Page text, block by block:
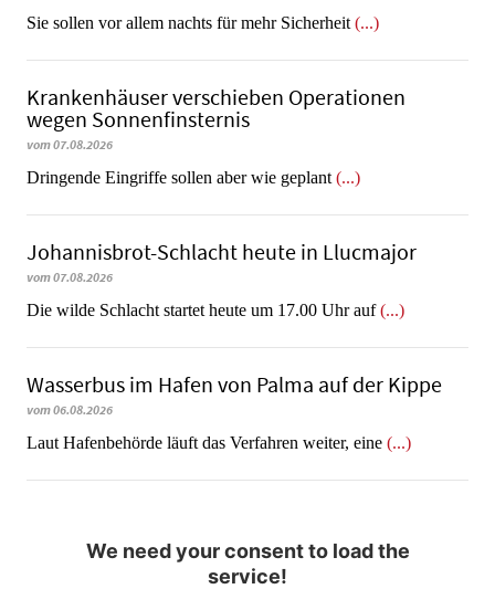
Sie sollen vor allem nachts für mehr Sicherheit (...)
Krankenhäuser verschieben Operationen
wegen Sonnenfinsternis
vom 07.08.2026
Dringende Eingriffe sollen aber wie geplant (...)
Johannisbrot-Schlacht heute in Llucmajor
vom 07.08.2026
Die wilde Schlacht startet heute um 17.00 Uhr auf(...)
Wasserbus im Hafen von Palma auf der Kippe
vom 06.08.2026
Laut Hafenbehörde läuft das Verfahren weiter, eine (...)
We need your consent to load the
service!